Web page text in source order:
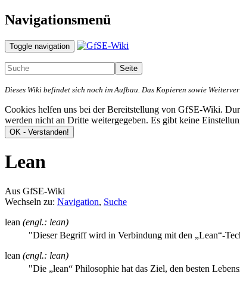
Navigationsmenü
Toggle navigation
Dieses Wiki befindet sich noch im Aufbau. Das Kopieren sowie
Cookies helfen uns bei der Bereitstellung von GfSE-Wiki.
werden nicht an Dritte weitergegeben. Es gibt keine
Lean
Aus GfSE-Wiki
Wechseln zu: Navigation, Suche
lean (engl.: lean)
"Dieser Begriff wird in Verbindung mit den „Lean“-
lean (engl.: lean)
"Die „lean“ Philosophie hat das Ziel, den besten